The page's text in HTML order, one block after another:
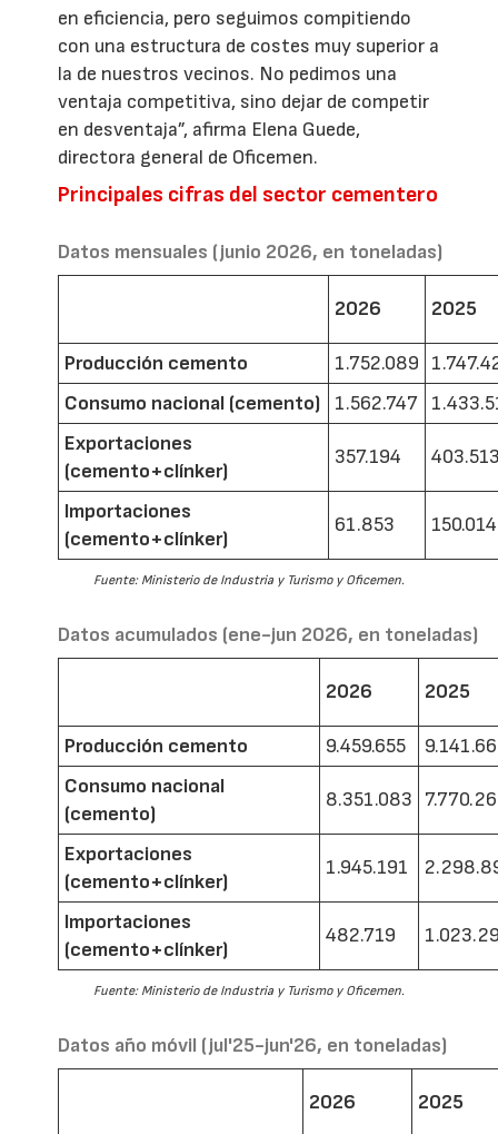
en eficiencia, pero seguimos compitiendo
con una estructura de costes muy superior a
la de nuestros vecinos. No pedimos una
ventaja competitiva, sino dejar de competir
en desventaja”, afirma Elena Guede,
directora general de Oficemen.
Principales cifras del sector cementero
Datos mensuales (junio 2026, en toneladas)
2026 2025
Producción cemento 1.752.089
Consumo nacional (cemento)
1.562.747
Exportaciones
(cemento+clínker)
357.194
Importaciones
(cemento+clínker)
61.853 150.014
Fuente: Ministerio de Industria y Turismo y Oficemen.
Datos acumulados (ene-jun 2026, en toneladas)
2026 2025
Producción cemento 9.459.655
Consumo nacional
(cemento)
8.351.083
Exportaciones
(cemento+clínker)
1.945.191
Importaciones
(cemento+clínker)
482.719
Fuente: Ministerio de Industria y Turismo y Oficemen.
Datos año móvil (jul'25-jun'26, en toneladas)
2026 2025